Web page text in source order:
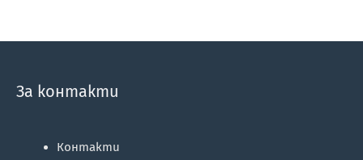
За контакти
Контакти